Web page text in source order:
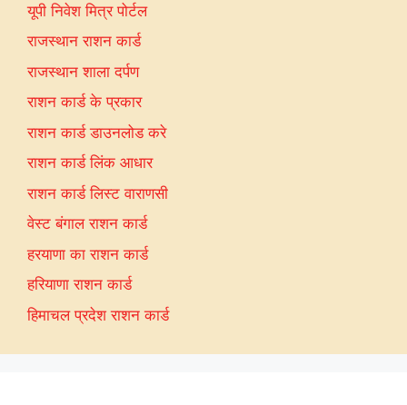
यूपी निवेश मित्र पोर्टल
राजस्थान राशन कार्ड
राजस्थान शाला दर्पण
राशन कार्ड के प्रकार
राशन कार्ड डाउनलोड करे
राशन कार्ड लिंक आधार
राशन कार्ड लिस्ट वाराणसी
वेस्ट बंगाल राशन कार्ड
हरयाणा का राशन कार्ड
हरियाणा राशन कार्ड
हिमाचल प्रदेश राशन कार्ड